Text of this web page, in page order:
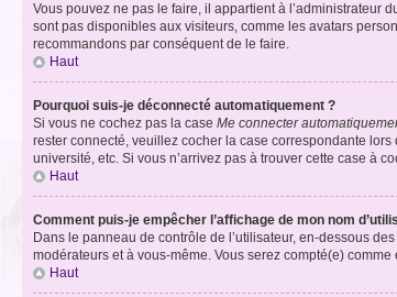
Vous pouvez ne pas le faire, il appartient à l’administrateur
sont pas disponibles aux visiteurs, comme les avatars
recommandons par conséquent de le faire.
Haut
Pourquoi suis-je déconnecté automatiquement ?
Si vous ne cochez pas la case Me connecter
rester connecté, veuillez cocher la case correspondante
université, etc. Si vous n’arrivez pas à trouver cette case à
Haut
Comment puis-je empêcher l’affichage de mon nom
Dans le panneau de contrôle de l’utilisateur, en-dessous
modérateurs et à vous-même. Vous serez compté(e)
Haut